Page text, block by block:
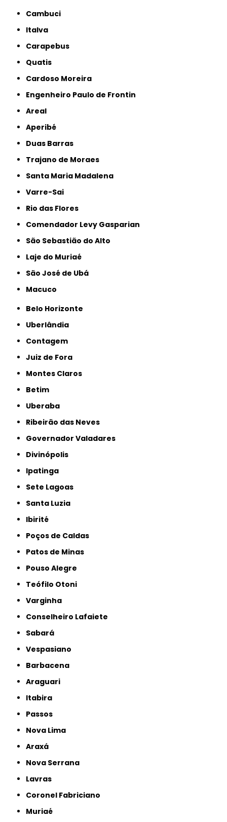
Cambuci
Italva
Carapebus
Quatis
Cardoso Moreira
Engenheiro Paulo de Frontin
Areal
Aperibé
Duas Barras
Trajano de Moraes
Santa Maria Madalena
Varre-Sai
Rio das Flores
Comendador Levy Gasparian
São Sebastião do Alto
Laje do Muriaé
São José de Ubá
Macuco
Belo Horizonte
Uberlândia
Contagem
Juiz de Fora
Montes Claros
Betim
Uberaba
Ribeirão das Neves
Governador Valadares
Divinópolis
Ipatinga
Sete Lagoas
Santa Luzia
Ibirité
Poços de Caldas
Patos de Minas
Pouso Alegre
Teófilo Otoni
Varginha
Conselheiro Lafaiete
Sabará
Vespasiano
Barbacena
Araguari
Itabira
Passos
Nova Lima
Araxá
Nova Serrana
Lavras
Coronel Fabriciano
Muriaé